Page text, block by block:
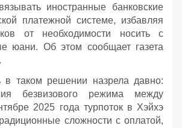
иностранные банковские
платежной системе, избавляя
от необходимости носить с
юани. Об этом сообщает газета
в таком решении назрела давно:
безвизового режима между
2025 года турпоток в Хэйхэ
сложности с оплатой,